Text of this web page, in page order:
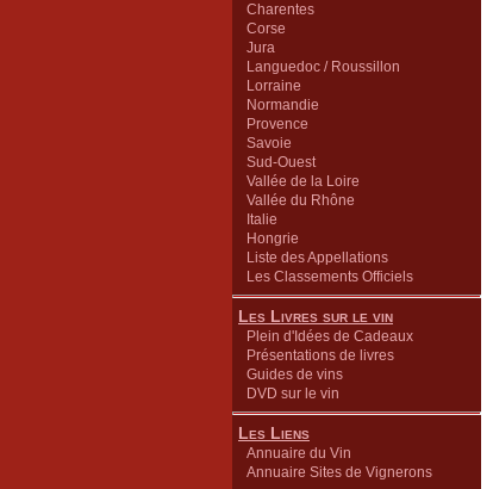
Charentes
Corse
Jura
Languedoc / Roussillon
Lorraine
Normandie
Provence
Savoie
Sud-Ouest
Vallée de la Loire
Vallée du Rhône
Italie
Hongrie
Liste des Appellations
Les Classements Officiels
Les Livres sur le vin
Plein d'Idées de Cadeaux
Présentations de livres
Guides de vins
DVD sur le vin
Les Liens
Annuaire du Vin
Annuaire Sites de Vignerons